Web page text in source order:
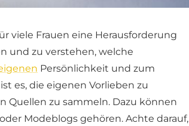
viele Frauen eine Herausforderung
und zu verstehen, welche
Persönlichkeit und zum
es, die eigenen Vorlieben zu
Quellen zu sammeln. Dazu können
Modeblogs gehören. Achte darauf,